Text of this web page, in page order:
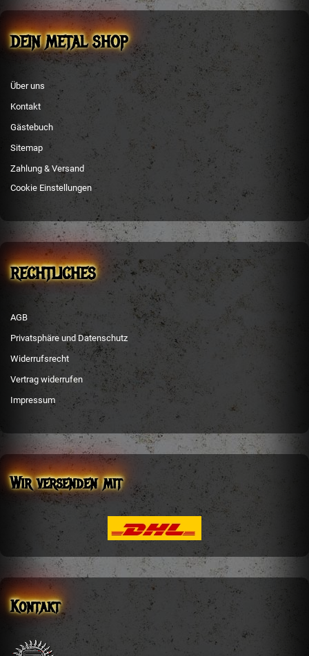
DEIN METAL SHOP
Über uns
Kontakt
Gästebuch
Sitemap
Zahlung & Versand
Cookie Einstellungen
RECHTLICHES
AGB
Privatsphäre und Datenschutz
Widerrufsrecht
Vertrag widerrufen
Impressum
Wir versenden mit
Kontakt